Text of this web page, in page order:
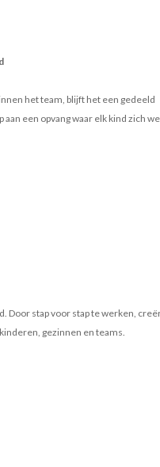
het team, blijft het een gedeeld
een opvang waar elk kind zich
Door stap voor stap te werken,
gezinnen en teams.